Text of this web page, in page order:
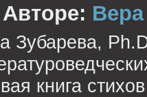
Зубарева,
книга